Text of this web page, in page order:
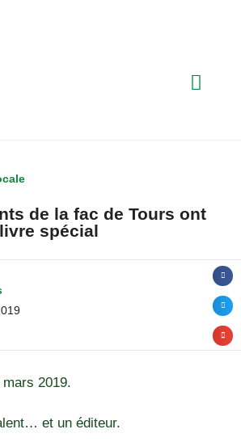
de la fac de Tours ont
spécial
mars 2019.
et un éditeur.